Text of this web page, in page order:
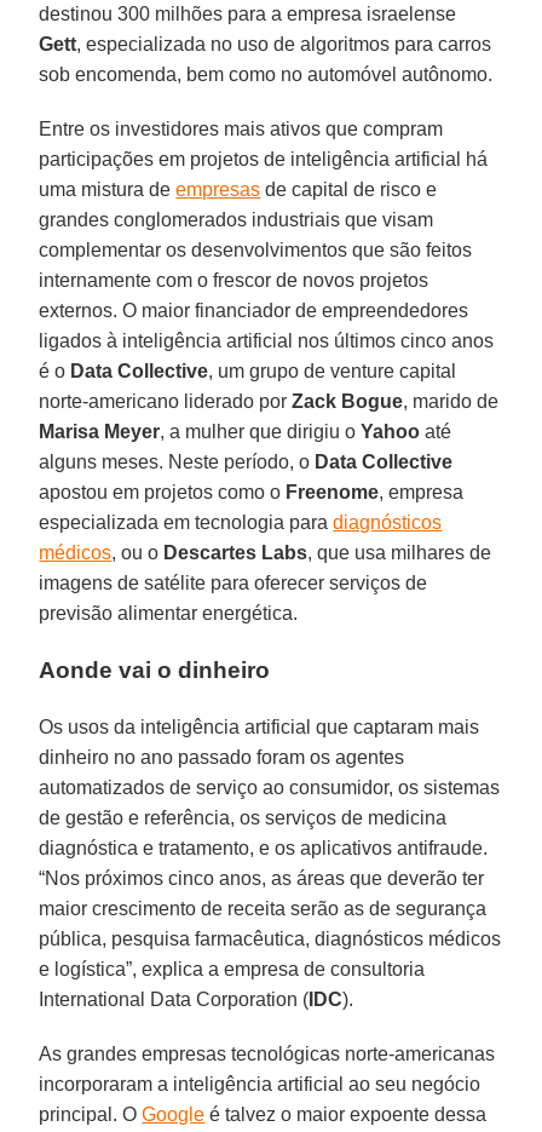
destinou 300 milhões para a empresa israelense
Gett, especializada no uso de algoritmos para carros
sob encomenda, bem como no automóvel autônomo.
Entre os investidores mais ativos que compram
participações em projetos de inteligência artificial há
uma mistura deempresas de capital de risco e
grandes conglomerados industriais que visam
complementar os desenvolvimentos que são feitos
internamente com o frescor de novos projetos
externos. O maior financiador de empreendedores
ligados à inteligência artificial nos últimos cinco anos
é o Data Collective, um grupo de venture capital
norte-americano liderado porZack Bogue, marido de
Marisa Meyer, a mulher que dirigiu oYahoo até
alguns meses. Neste período, o Data Collective
apostou em projetos como o Freenome, empresa
especializada em tecnologia paradiagnósticos
médicos, ou o Descartes Labs, que usa milhares de
imagens de satélite para oferecer serviços de
previsão alimentar energética.
Aonde vai o dinheiro
Os usos da inteligência artificial que captaram mais
dinheiro no ano passado foram os agentes
automatizados de serviço ao consumidor, os sistemas
de gestão e referência, os serviços de medicina
diagnóstica e tratamento, e os aplicativos antifraude.
“Nos próximos cinco anos, as áreas que deverão ter
maior crescimento de receita serão as de segurança
pública, pesquisa farmacêutica, diagnósticos médicos
e logística”, explica a empresa de consultoria
International Data Corporation ( IDC).
As grandes empresas tecnológicas norte-americanas
incorporaram a inteligência artificial ao seu negócio
principal. OGoogle é talvez o maior expoente dessa